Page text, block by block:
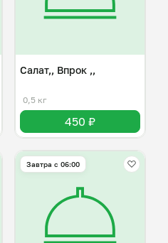
Салат,, Впрок ,,
0,5 кг
450 ₽
Завтра c 06:00